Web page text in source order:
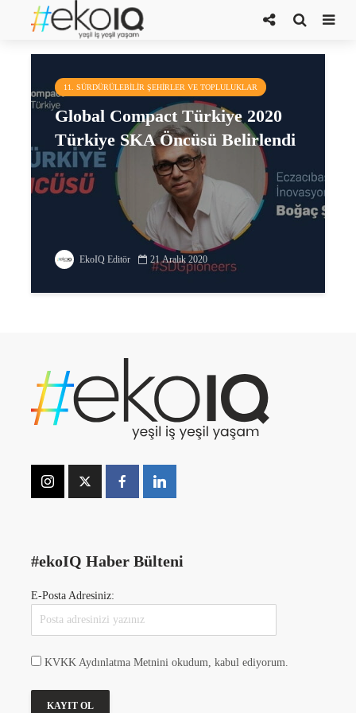
boğaç şimşir
11. SÜRDÜRÜLEBILIR ŞEHIRLER VE TOPLULUKLAR
Global Compact Türkiye 2020
Türkiye SKA Öncüsü Belirlendi
EkoIQ Editör 21 Aralık 2020
#ekoIQ Haber Bülteni
E-Posta Adresiniz:
KVKK Aydınlatma Metnini okudum, kabul ediyorum.